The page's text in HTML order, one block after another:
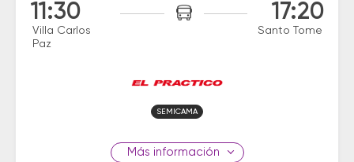
11:30
Villa Carlos
Paz
17:20
Santo Tome
SEMICAMA
información